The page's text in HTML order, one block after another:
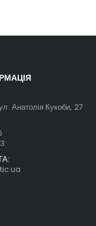
Анатолія Кукоби, 27